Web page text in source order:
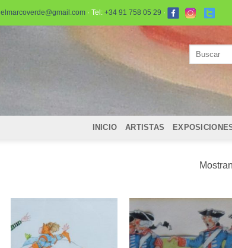
elmarcoverde@gmail.com · Tel: +34 91 758 05 29 ·
INICIO ARTISTAS